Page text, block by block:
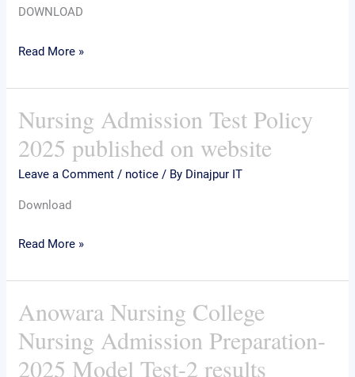
DOWNLOAD
Admission
published
Read More »
Nursing Admission Test Policy
2025 published on website
Leave a Comment / notice / By Dinajpur IT
Download
Nursing
Test
Policy
2025
on
Read More »
Anowara Nursing College
Nursing Admission Preparation-
2025 Model Test-2 results
Anowara
College
Nursing